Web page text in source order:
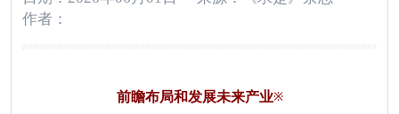
作者：
前瞻布局和发展未来产业※